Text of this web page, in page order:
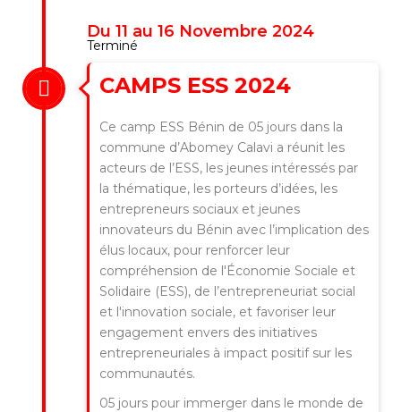
Du 11 au 16 Novembre 2024
Terminé
CAMPS ESS 2024
Ce camp ESS Bénin de 05 jours dans la
commune d’Abomey Calavi a réunit les
acteurs de l’ESS, les jeunes intéressés par
la thématique, les porteurs d’idées, les
entrepreneurs sociaux et jeunes
innovateurs du Bénin avec l’implication des
élus locaux, pour renforcer leur
compréhension de l'Économie Sociale et
Solidaire (ESS), de l’entrepreneuriat social
et l'innovation sociale, et favoriser leur
engagement envers des initiatives
entrepreneuriales à impact positif sur les
communautés.
05 jours pour immerger dans le monde de